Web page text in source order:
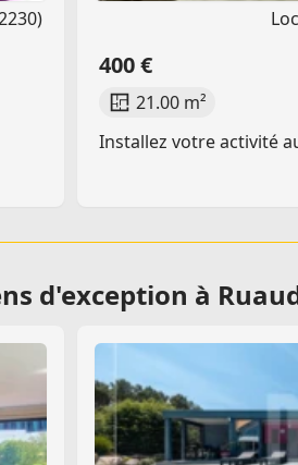
400 €
21.00 m²
Installez votre activité
d'exception à